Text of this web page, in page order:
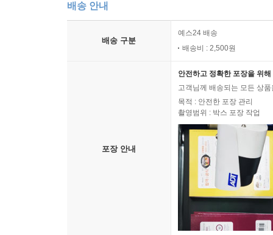
배송 안내
배송 구분
예스24 배송
배송비 : 2,500원
포장 안내
안전하고 정확한 포장을 위
고객님께 배송되는 모든 상
목적 : 안전한 포장 관리
촬영범위 : 박스 포장 작업